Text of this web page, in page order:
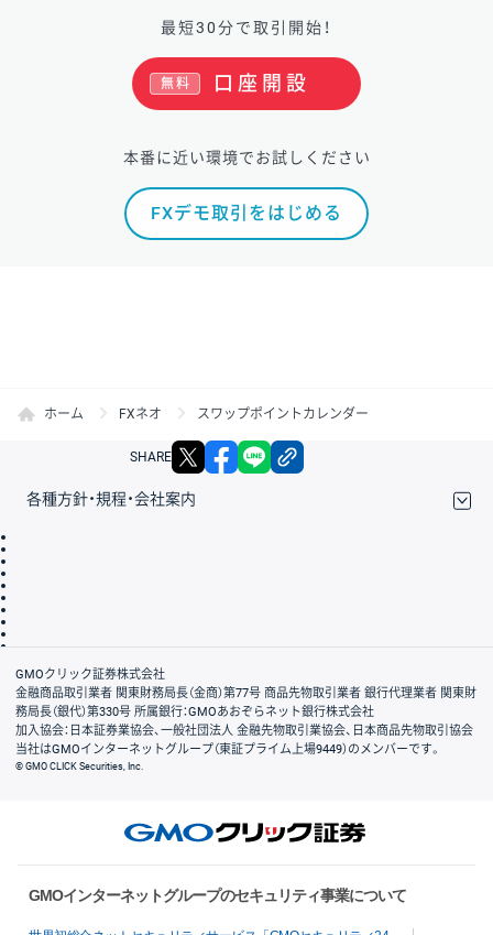
最短30分で取引開始！
口座開設
無料
本番に近い環境でお試しください
FXデモ取引をはじめる
ホーム FXネオ スワップポイントカレンダー
SHARE X facebook
各種方針・規程・会社案内
会社案内
GMOクリック証券株式会社
金融商品取引業者 関東財務局長（金商）第77号 商品先物取引業者 銀行代理業者 関東財
務局長（銀代）第330号 所属銀行：GMOあおぞらネット銀行株式会社
加入協会：日本証券業協会、一般社団法人 金融先物取引業協会、日本商品先物取引協会
当社はGMOインターネットグループ（東証プライム上場9449）のメンバーです。
© GMO CLICK Securities, Inc.
GMOインターネットグループのセキュリティ事業について